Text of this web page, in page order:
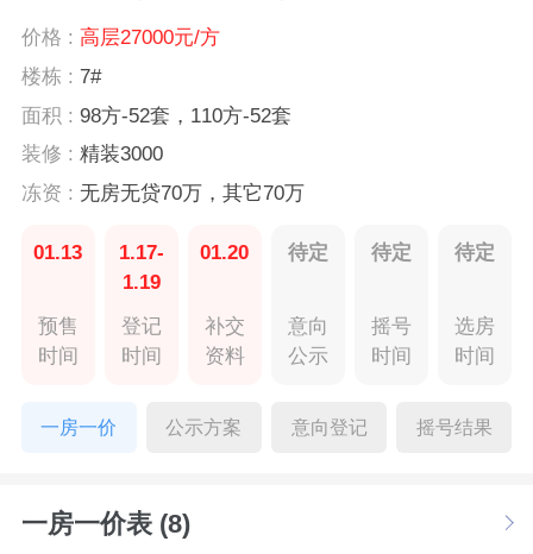
价格 : 高层27000元/方
楼栋 : 7#
面积 : 98方-52套，110方-52套
装修 : 精装3000
冻资 : 无房无贷70万，其它70万
01.13
预售
时间
1.17-
1.19
登记
时间
01.20
补交
资料
待定
意向
公示
待定
摇号
时间
待定
选房
时间
一房一价 公示方案 意向登记 摇号结果
一房一价表 (8)